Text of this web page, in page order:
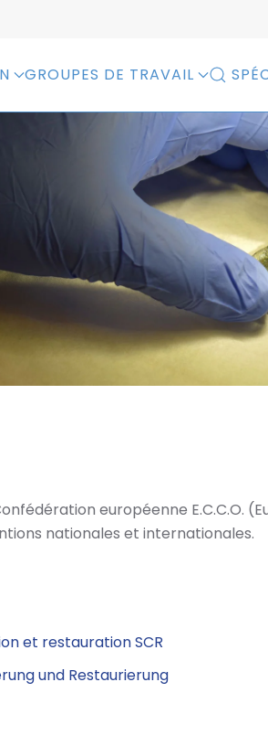
GROUPES DE TRAVAIL
européenne E.C.C.O.
nationales et internationales.
et restauration SCR
und Restaurierung